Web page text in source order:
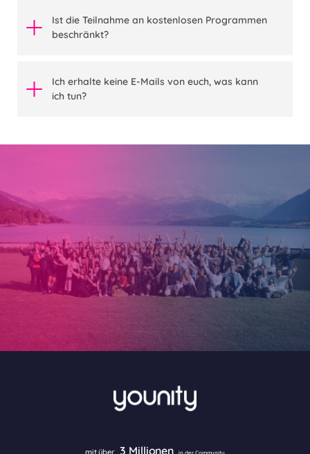
Ist die Teilnahme an kostenlosen Programmen
beschränkt?
Ich erhalte keine E-Mails von euch, was kann
ich tun?
3 Millionen